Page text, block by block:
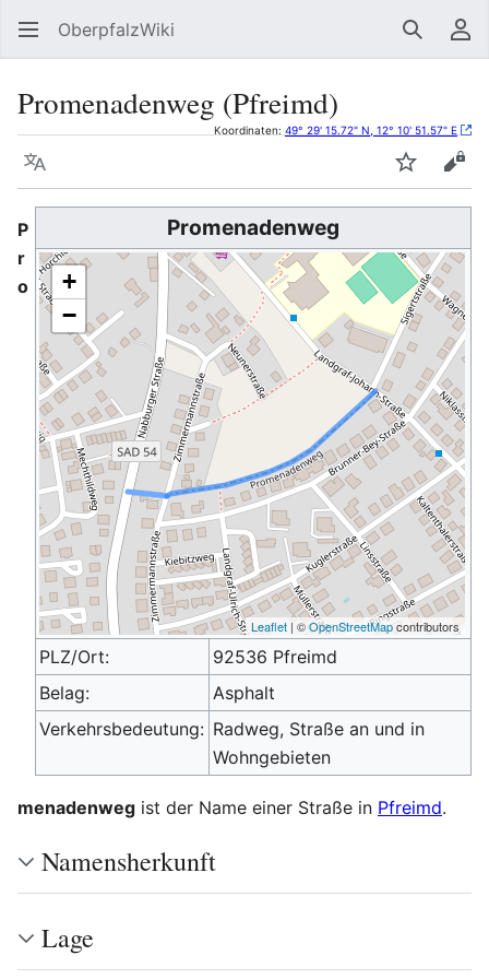
OberpfalzWiki Suchen
Promenadenweg (Pfreimd)
Sprache
Koordinaten: 49° 29' 15.72" N, 12° 10' 51.57" E
Promenadenweg
+
−
Leaflet | ©OpenStreetMapcontributors
PLZ/Ort:
92536 Pfreimd
Belag:
Asphalt
Verkehrsbedeutung: Radweg, Straße an und in
Wohngebieten
P
r
o
menadenweg ist der Name einer Straße in Pfreimd.
Namensherkunft
Lage